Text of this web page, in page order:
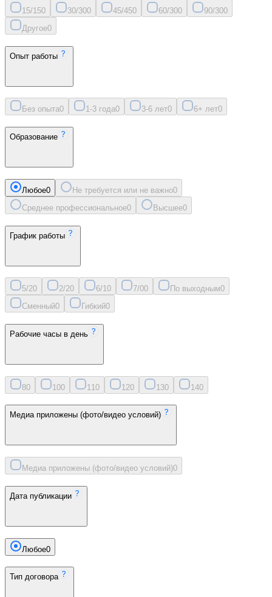
15/150 30/300 45/450 60/300 90/300
Другое0
Опыт работы
Без опыта0 1-3 года0 3-6 лет0 6+ лет0
Образование
Любое0 Не требуется или не важно0
Среднее профессиональное0 Высшее0
График работы
5/20 2/20 6/10 7/00 По выходным0
Сменный0 Гибкий0
Рабочие часы в день
80 100 11 0 120 130 140
Медиа приложены (фото/видео условий)
Медиа приложены (фото/видео условий)0
Дата публикации
Любое0
Тип договора